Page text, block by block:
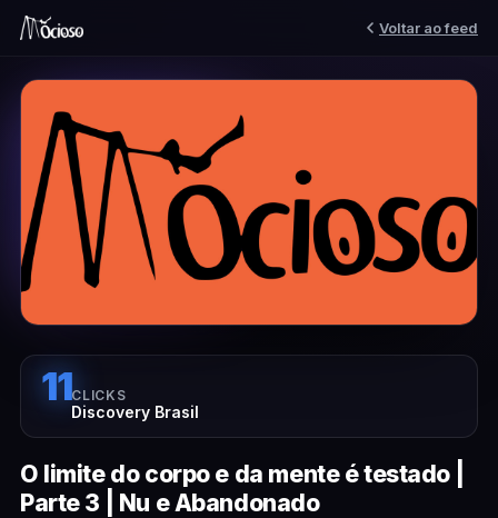
Voltar ao feed
11CLICKS
Discovery Brasil
O limite do corpo e da mente é testado |
Parte 3 | Nu e Abandonado